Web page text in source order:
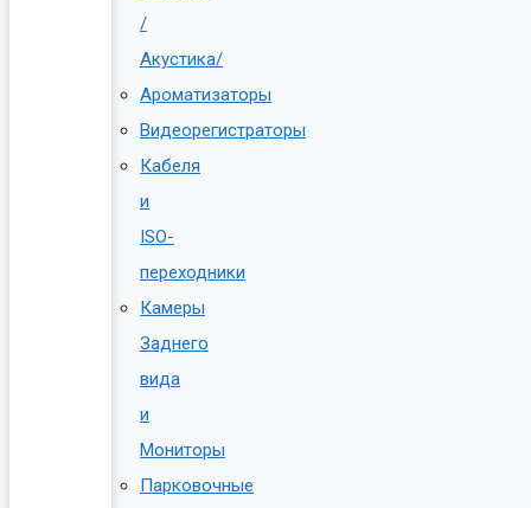
/
Акустика/
Ароматизаторы
Видеорегистраторы
Кабеля
и
ISO-
переходники
Камеры
Заднего
вида
и
Мониторы
Парковочные